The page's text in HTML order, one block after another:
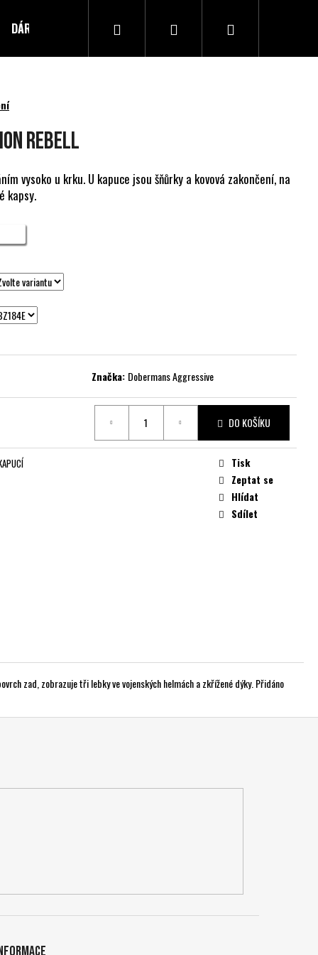
DÁRKOVÝ POUKAZ Hledat Přihlášení Nákupní
REBELL
vysoko u krku. U kapuce jsou šňůrky a kovová zakončení, na
kapsy.
Značka: Dobermans Aggressive
DO KOŠÍKU
Tisk
Zeptat se
Hlídat
Sdílet
zad, zobrazuje tři lebky ve vojenských helmách a zkřížené dýky. Přidáno